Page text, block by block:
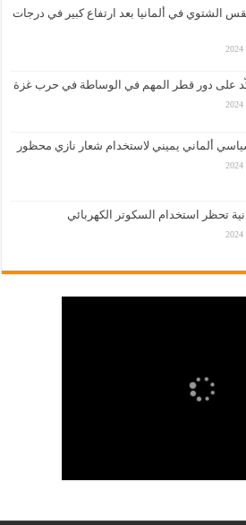
الشتوي في ألمانيا بعد ارتفاع كبير في درجات
على دور قطر المهم في الوساطة في حرب غزة
ألماني يميني لاستخدام شعار نازي محظور
تحظر استخدام السكوتر الكهربائي